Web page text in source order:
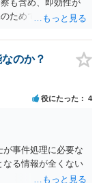
も含め、即効性が
ためできることは
のか？
役にたった 4
事件処理に必要な
る情報が全くない